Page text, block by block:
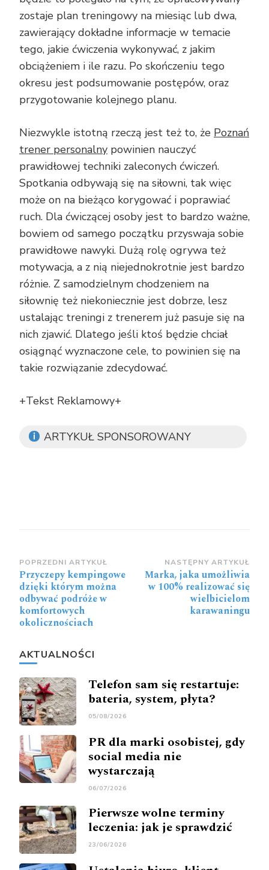
zostaje plan treningowy na miesiąc lub dwa,
zawierający dokładne informacje w temacie
tego, jakie ćwiczenia wykonywać, z jakim
obciążeniem i ile razu. Po skończeniu tego
okresu jest podsumowanie postępów, oraz
przygotowanie kolejnego planu.
Niezwykle istotną rzeczą jest też to, że Poznań
trener personalny powinien nauczyć
prawidłowej techniki zaleconych ćwiczeń.
Spotkania odbywają się na siłowni, tak więc
może on na bieżąco korygować i poprawiać
ruch. Dla ćwiczącej osoby jest to bardzo ważne,
bowiem od samego początku przyswaja sobie
prawidłowe nawyki. Dużą rolę ogrywa też
motywacja, a z nią niejednokrotnie jest bardzo
różnie. Z samodzielnym chodzeniem na
siłownię też niekoniecznie jest dobrze, lesz
ustalając treningi z trenerem już pasuje się na
nich zjawić. Dlatego jeśli ktoś będzie chciał
osiągnąć wyznaczone cele, to powinien się na
takie rozwiązanie zdecydować.
+Tekst Reklamowy+
ARTYKUŁ SPONSOROWANY
Zobacz
wpisy
POPRZEDNI ARTYKUŁ
Przyczepy kempingowe
dzięki którym można
odbywać podróże w
komfortowych
okolicznościach
NASTĘPNY ARTYKUŁ
Marka, jaka umożliwia
w 100% realizować się
wielbicielom
karawaningu
AKTUALNOŚCI
Telefon sam się restartuje:
bateria, system, płyta?
05/08/2026
PR dla marki osobistej, gdy
social media nie
wystarczają
06/07/2026
Pierwsze wolne terminy
leczenia: jak je sprawdzić
23/06/2026